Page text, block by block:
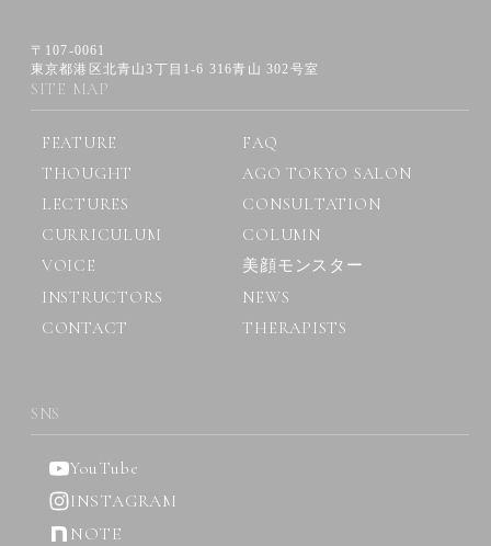
〒107-0061
東京都港区北青山3丁目1-6 316青山 302号室
SITE MAP
FEATURE
FAQ
THOUGHT
AGO TOKYO SALON
LECTURES
CONSULTATION
CURRICULUM
COLUMN
VOICE
美顔モンスター
INSTRUCTORS
NEWS
CONTACT
THERAPISTS
SNS
YouTube
INSTAGRAM
NOTE